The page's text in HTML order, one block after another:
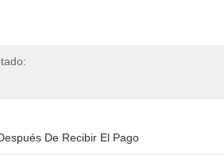
De Recibir El Pago